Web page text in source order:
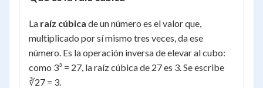
La raíz cúbica de un número es el valor que,
multiplicado por sí mismo tres veces, da ese
número. Es la operación inversa de elevar al cubo:
como 3³ = 27, la raíz cúbica de 27 es 3. Se escribe
∛27 = 3.